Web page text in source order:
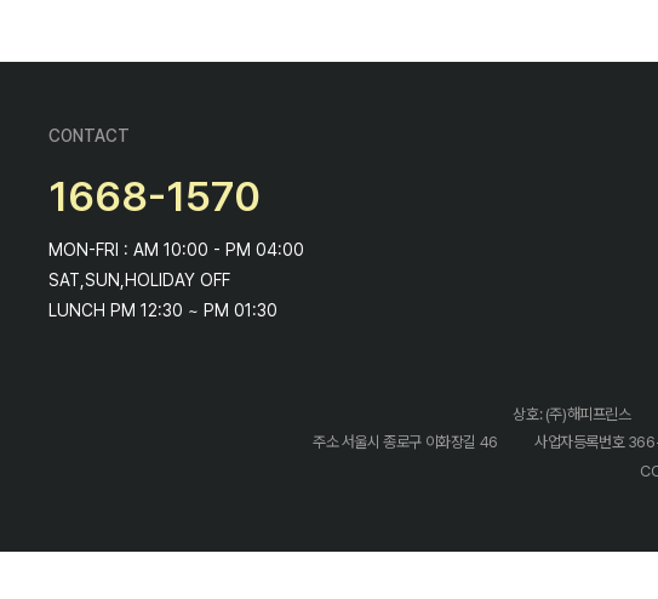
CONTACT
1668-1570
MON-FRI : AM 10:00 - PM 04:00
SAT,SUN,HOLIDAY OFF
LUNCH PM 12:30 ~ PM 01:30
상호: (주)해피프린스
주소 서울시 종로구 이화장길 46
사업자등록번호